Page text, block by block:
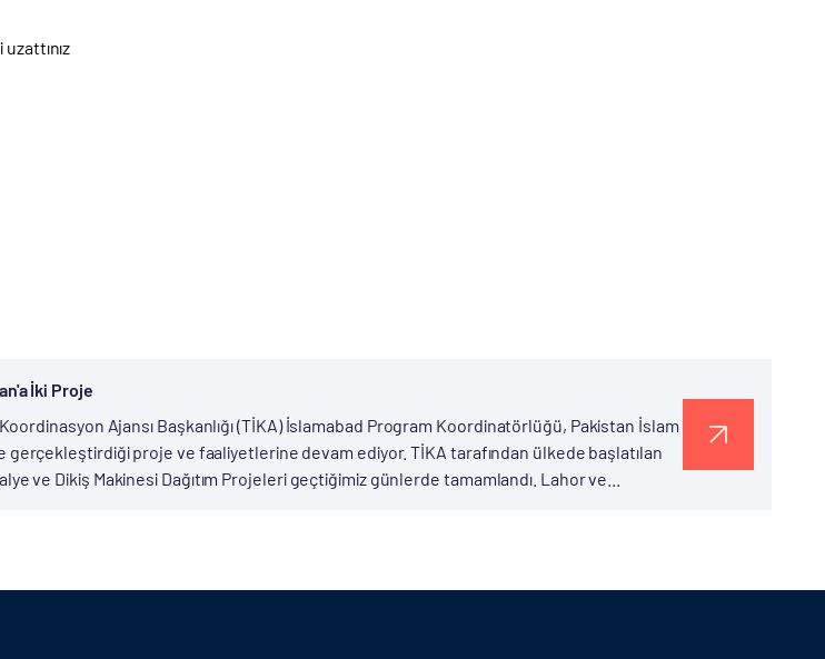
İki Proje
Ajansı Başkanlığı (TİKA) İslamabad Program Koordinatörlüğü, Pakistan İslam
gerçekleştirdiği proje ve faaliyetlerine devam ediyor. TİKA tarafından ülkede başlatılan
ve Dikiş Makinesi Dağıtım Projeleri geçtiğimiz günlerde tamamlandı. Lahor ve...